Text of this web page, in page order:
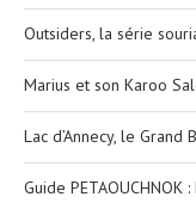
Outsiders, la série
Marius et son Karoo
Lac d’Annecy, le Grand
Guide